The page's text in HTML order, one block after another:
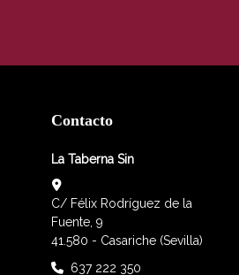
Contacto
La Taberna Sin
C/ Félix Rodríguez de la
Fuente, 9
41.580 - Casariche (Sevilla)
637 222 350